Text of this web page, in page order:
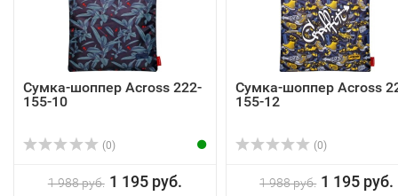
Сумка-шоппер Across 222-
155-10
(0)
1 988 руб. 1 195 руб.
Сумка-шоппер Across
155-12
(0)
1 988 руб. 1 195 руб.